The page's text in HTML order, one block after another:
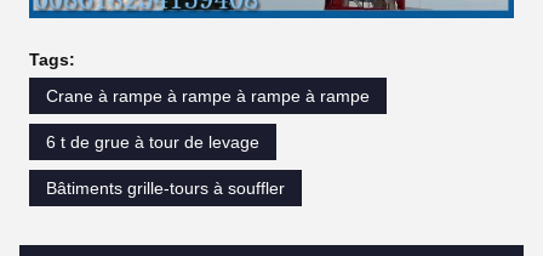
Tags:
Crane à rampe à rampe à rampe à rampe
6 t de grue à tour de levage
Bâtiments grille-tours à souffler